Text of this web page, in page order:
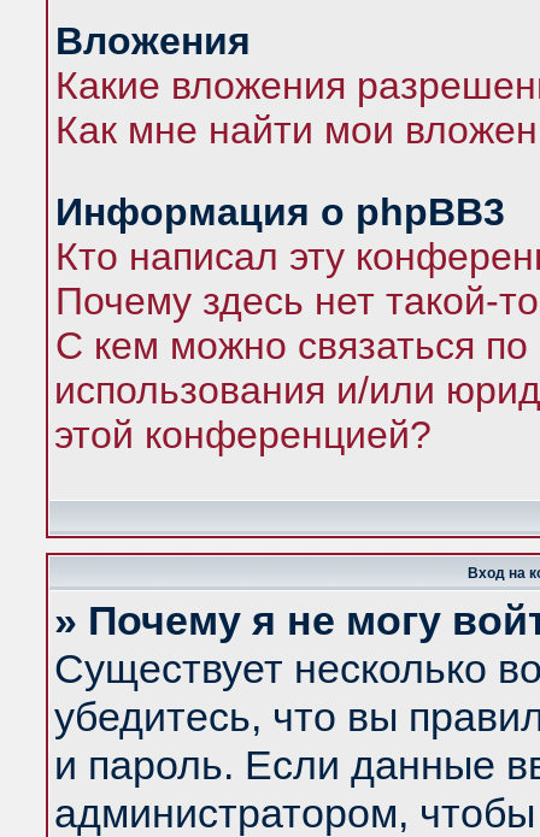
Вложения
Какие вложения
Как мне найти мои
Информация о phpBB3
Кто написал эту
Почему здесь нет такой-
С кем можно связаться по
использования и/или
этой конференцией?
Вход на
» Почему я не могу
Существует несколько
убедитесь, что вы
и пароль. Если данные
администратором,